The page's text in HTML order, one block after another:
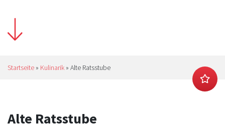
Startseite » Kulinarik » Alte Ratsstube
Alte Ratsstube